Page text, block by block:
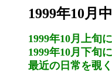
1999年10月
1999年10月上旬
1999年10月下旬
最近の日常を覗く